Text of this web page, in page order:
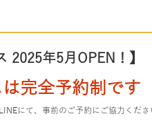
2025年5月OPEN！】
完全予約制です
にて、事前のご予約にご協力くださ